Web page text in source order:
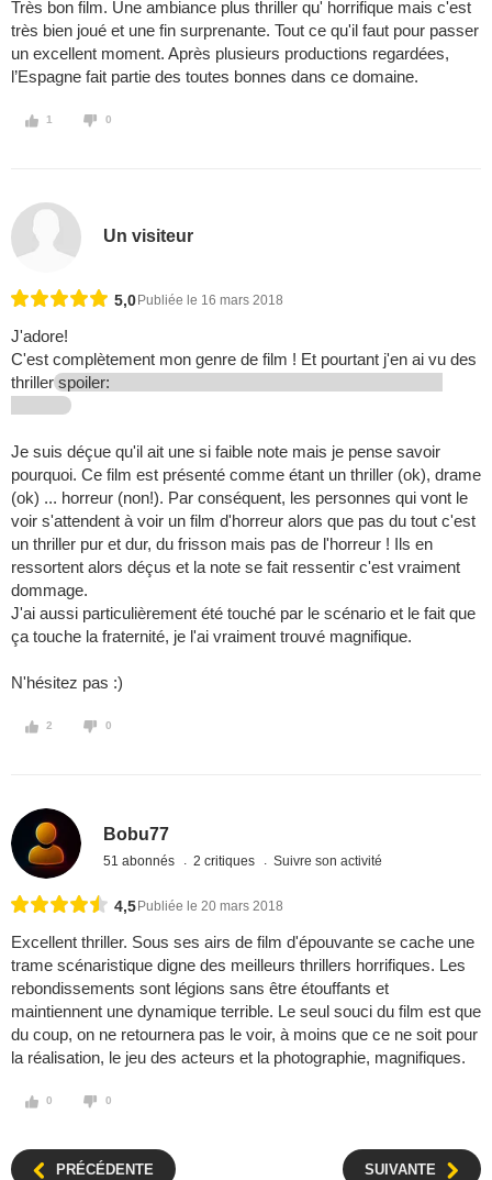
Très bon film. Une ambiance plus thriller qu' horrifique mais c'est
très bien joué et une fin surprenante. Tout ce qu'il faut pour passer
un excellent moment. Après plusieurs productions regardées,
l’Espagne fait partie des toutes bonnes dans ce domaine.
1 0
Un visiteur
5,0 Publiée le 16 mars 2018
J'adore!
C'est complètement mon genre de film ! Et pourtant j'en ai vu des
thriller spoiler:
Je suis déçue qu'il ait une si faible note mais je pense savoir
pourquoi. Ce film est présenté comme étant un thriller (ok), drame
(ok) ... horreur (non!). Par conséquent, les personnes qui vont le
voir s'attendent à voir un film d'horreur alors que pas du tout c'est
un thriller pur et dur, du frisson mais pas de l'horreur ! Ils en
ressortent alors déçus et la note se fait ressentir c'est vraiment
dommage.
J'ai aussi particulièrement été touché par le scénario et le fait que
ça touche la fraternité, je l'ai vraiment trouvé magnifique.
N'hésitez pas :)
2 0
Bobu77
51 abonnés 2 critiques Suivre son activité
4,5 Publiée le 20 mars 2018
Excellent thriller. Sous ses airs de film d'épouvante se cache une
trame scénaristique digne des meilleurs thrillers horrifiques. Les
rebondissements sont légions sans être étouffants et
maintiennent une dynamique terrible. Le seul souci du film est que
du coup, on ne retournera pas le voir, à moins que ce ne soit pour
la réalisation, le jeu des acteurs et la photographie, magnifiques.
0 0
PRÉCÉDENTE SUIVANTE